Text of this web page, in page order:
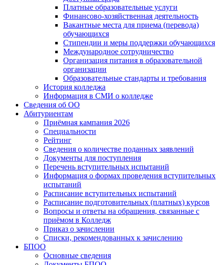
Платные образовательные услуги
Финансово-хозяйственная деятельность
Вакантные места для приема (перевода)
обучающихся
Стипендии и меры поддержки обучающихся
Международное сотрудничество
Организация питания в образовательной
организации
Образовательные стандарты и требования
История колледжа
Информация в СМИ о колледже
Сведения об ОО
Абитуриентам
Приёмная кампания 2026
Специальности
Рейтинг
Сведения о количестве поданных заявлений
Документы для поступления
Перечень вступительных испытаний
Информация о формах проведения вступительных
испытаний
Расписание вступительных испытаний
Расписание подготовительных (платных) курсов
Вопросы и ответы на обращения, связанные с
приёмом в Колледж
Приказ о зачислении
Списки, рекомендованных к зачислению
БПОО
Основные сведения